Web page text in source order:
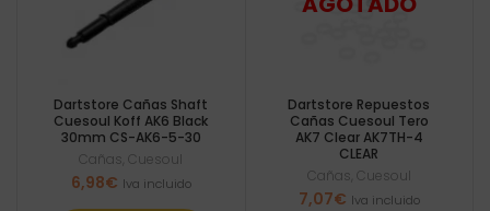
Dartstore Cañas Shaft
Cuesoul Koff AK6 Black
30mm CS-AK6-5-30
Cañas ,Cuesoul
6,98€ Iva incluido
Dartstore Repuestos
Cañas Cuesoul Tero
AK7 Clear AK7TH-4
CLEAR
Cañas Cuesoul
7,07€ Iva incluido